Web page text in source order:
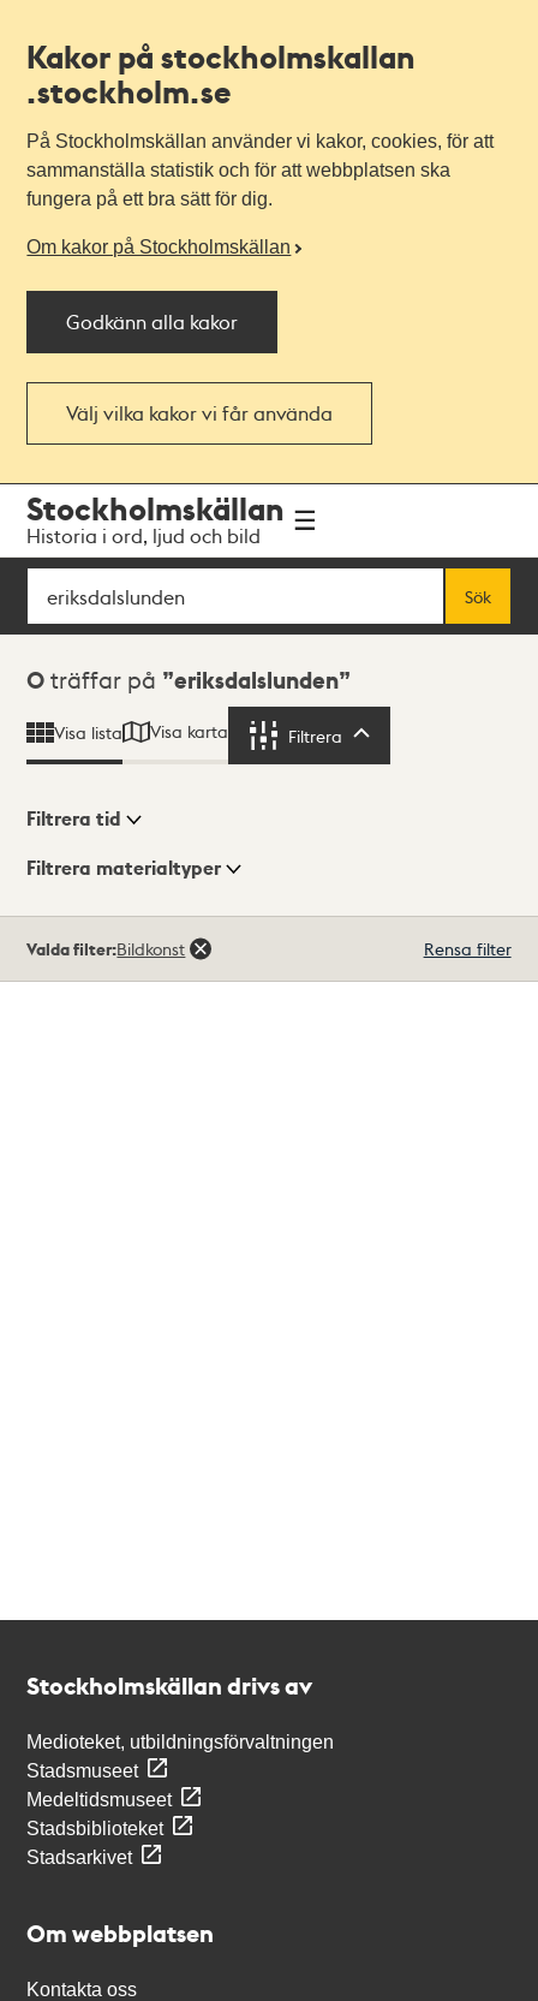
Kakor på stockholmskallan
.stockholm.se
På Stockholmskällan använder vi kakor, cookies, för att
sammanställa statistik och för att webbplatsen ska
fungera på ett bra sätt för dig.
Om kakor på Stockholmskällan
Godkänn alla kakor
Välj vilka kakor vi får använda
navigationen
huvudinnehållet
Stockholmskällan
Historia i ord, ljud och bild
Sök
Sök
Sökresultat
0 träffar på eriksdalslunden
Visa lista Visa karta Filtrera
Visningsläge
Filtrera tid
Filtrera materialtyper
träffar
Valda filter:Bildkonst Rensa filter
Stockholmskällan drivs av
Medioteket, utbildningsförvaltningen
Stadsmuseet
Medeltidsmuseet
Stadsbiblioteket
Stadsarkivet
Om webbplatsen
Kontakta oss